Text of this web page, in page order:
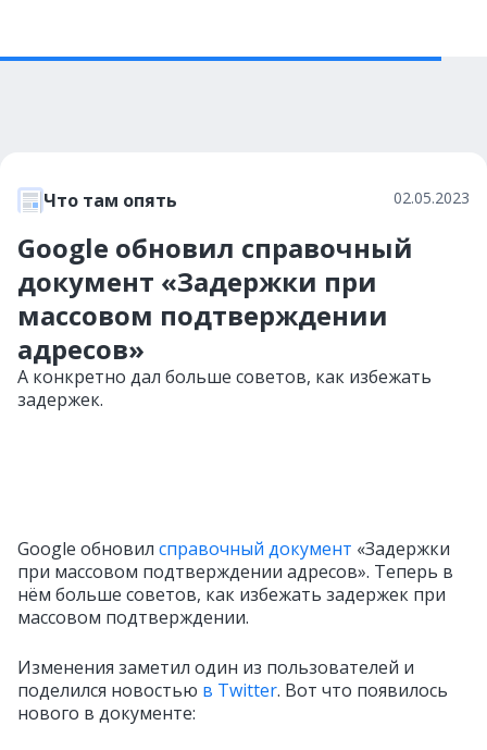
Что там опять 02.05.2023
Google обновил справочный
документ «Задержки при
массовом подтверждении
адресов»
А конкретно дал больше советов, как избежать
задержек.
Google обновил справочный документ «Задержки
при массовом подтверждении адресов». Теперь в
нём больше советов, как избежать задержек при
массовом подтверждении.
Изменения заметил один из пользователей и
поделился новостью в Twitter. Вот что появилось
нового в документе: